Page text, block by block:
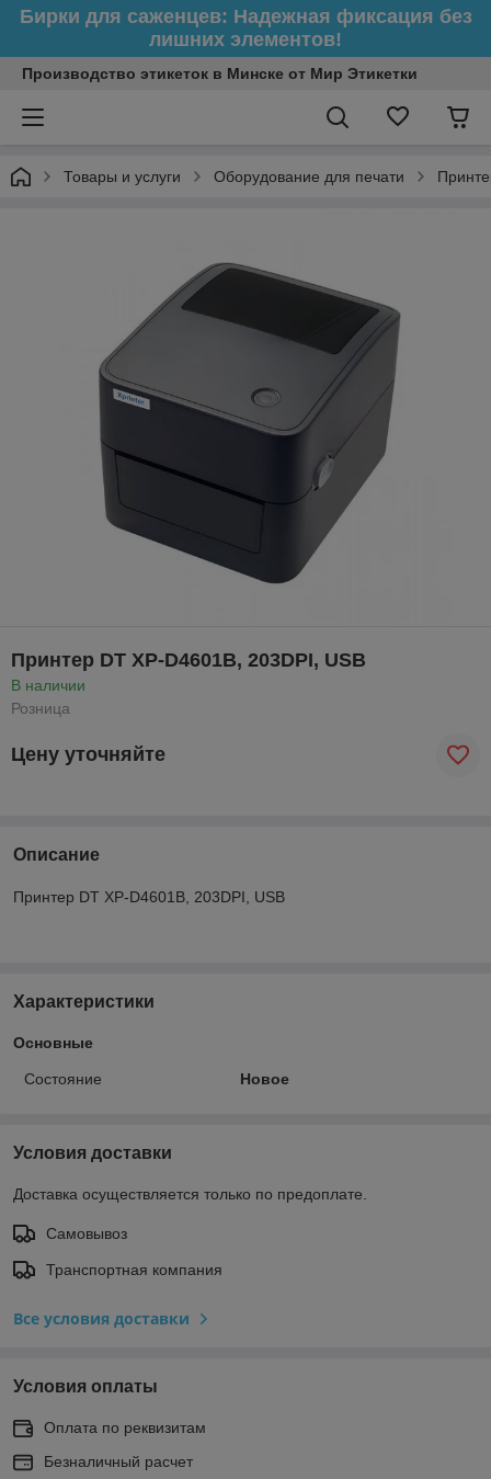
Бирки для саженцев: Надежная фиксация без
лишних элементов!
Производство этикеток в Минске от Мир Этикетки
Товары и услуги Оборудование для печати
Принтер DT XP-D4601B, 203DPI, USB
В наличии
Розница
Цену уточняйте
Описание
Принтер DT XP-D4601B, 203DPI, USB
Характеристики
Основные
Состояние Новое
Условия доставки
Доставка осуществляется только по предоплате.
Самовывоз
Транспортная компания
Все условия доставки
Условия оплаты
Оплата по реквизитам
Безналичный расчет